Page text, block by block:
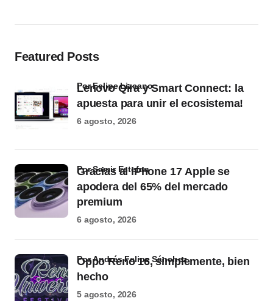
Featured Posts
Lenovo Qira y Smart Connect: la
apuesta para unir el ecosistema!
por Felipe Lizcano
6 agosto, 2026
Gracias al iPhone 17 Apple se
apodera del 65% del mercado
premium
por Samir Estefan
6 agosto, 2026
Oppo Reno 16, simplemente, bien
hecho
por Andrés Felipe Sánchez
5 agosto, 2026